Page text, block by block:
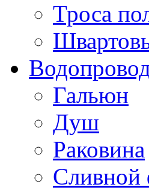
Троса
Гальюн
Душ
Раковина
Сливной